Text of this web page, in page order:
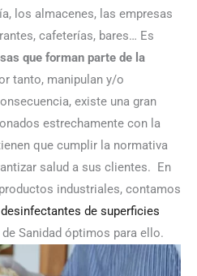
los almacenes, las empresas
cafeterías, bares… Es
que forman parte de la
tanto, manipulan y/o
existe una gran
estrechamente con la
que cumplir la normativa
salud a sus clientes. En
industriales, contamos
desinfectantes de superficies
Sanidad óptimos para ello.